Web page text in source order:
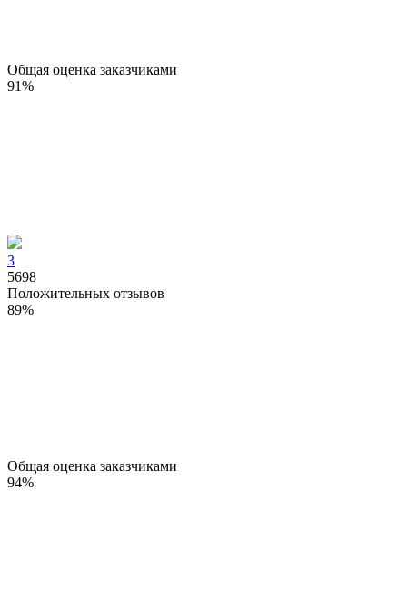
Общая оценка заказчиками
91%
3
5698
Положительных отзывов
89%
Общая оценка заказчиками
94%